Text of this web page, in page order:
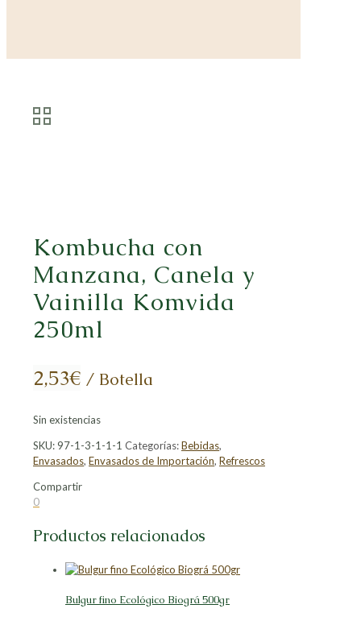
Kombucha con
Manzana, Canela y
Vainilla Komvida
250ml
2,53€ / Botella
Sin existencias
SKU: 97-1-3-1-1-1 Categorías:Bebidas,
Envasados, Envasados de Importación, Refrescos
Compartir
Compartir
Facebook
Compartir
X
Compartir
LinkedIn
Compartir
Pinterest
0
Productos relacionados
Bulgur fino Ecológico Biográ 500gr